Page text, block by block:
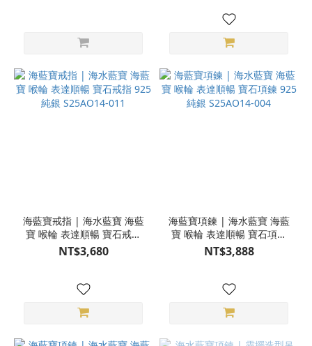
海藍寶戒指 | 海水藍寶 海藍
寶 喉輪 表達順暢 寶石戒指
925純銀 S25AO14-011
NT$3,680
海藍寶項鍊 | 海水藍寶 海藍
寶 喉輪 表達順暢 寶石項鍊
925純銀 S25AO14-004
NT$3,888